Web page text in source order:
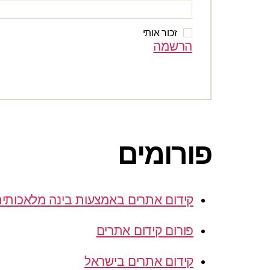
זכור אותי
הרשמה
פורומים
קידום אתרים באמצעות בינה
פורום קידום אתרים
קידום אתרים בישראל